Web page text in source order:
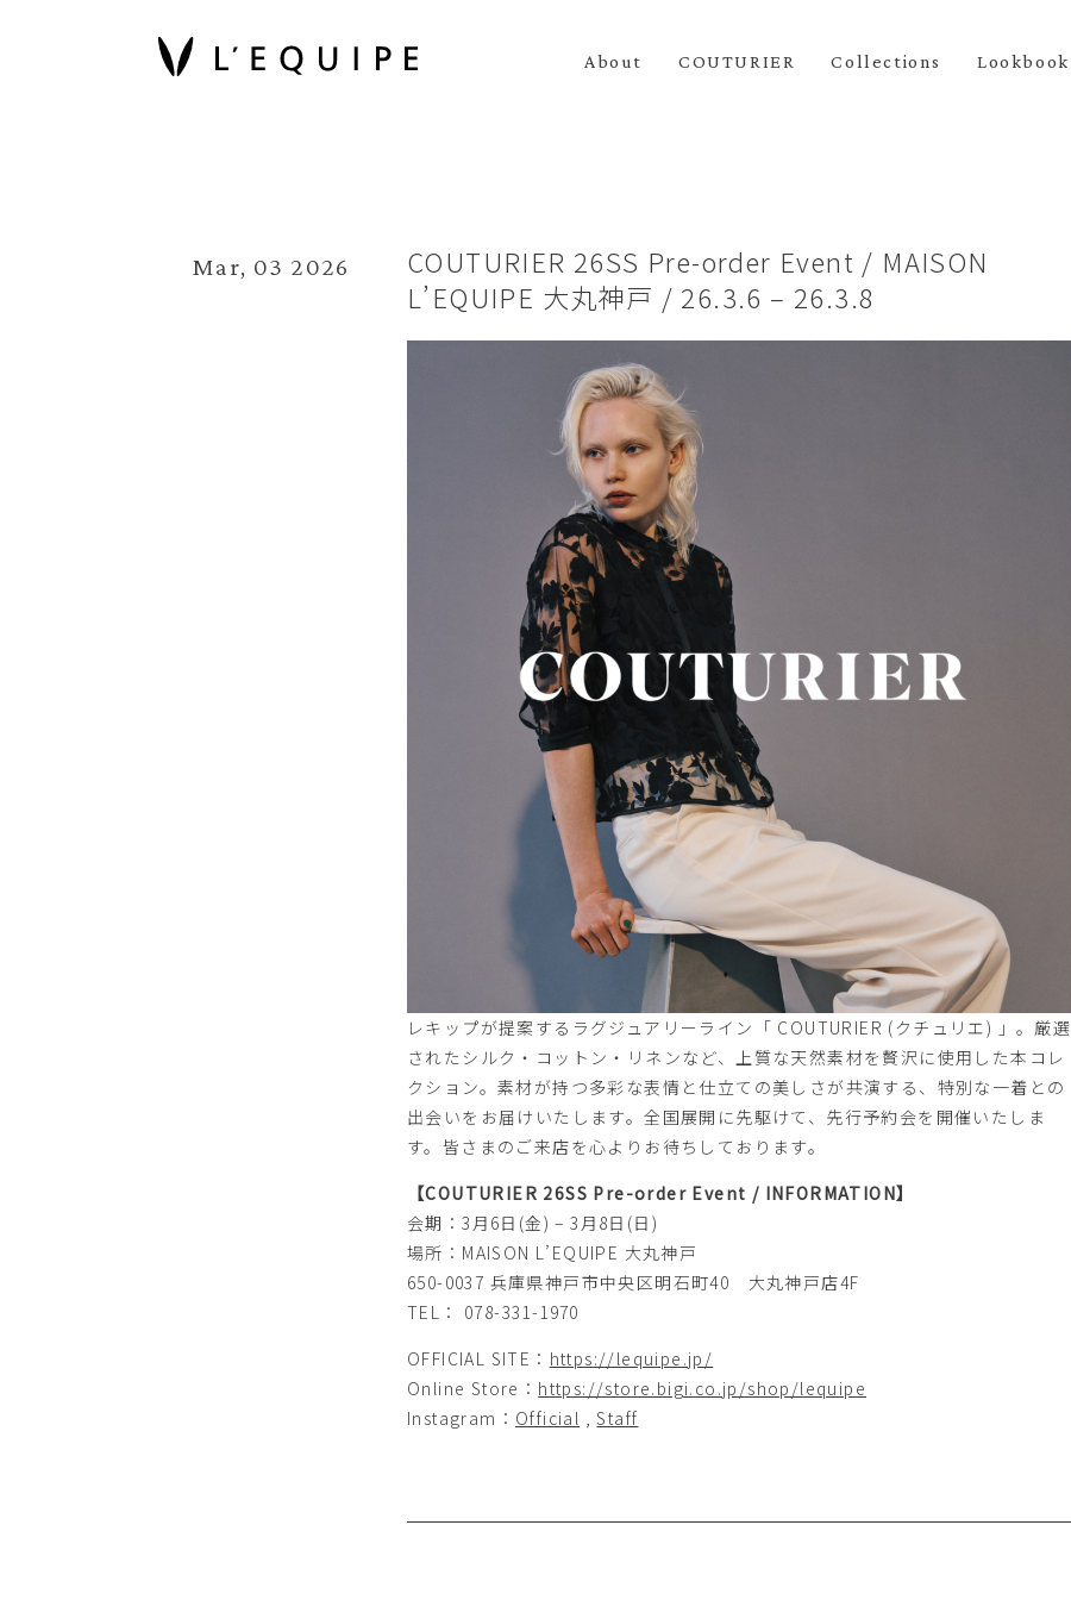
About COUTURIER Collections Lookbook
Mar, 03 2026
COUTURIER 26SS Pre-order Event / MAISON
L’EQUIPE 大丸神戸 / 26.3.6 – 26.3.8
レキップが提案するラグジュアリーライン「 COUTURIER (クチュリエ) 」。厳選
されたシルク・コットン・リネンなど、上質な天然素材を贅沢に使用した本コレ
クション。素材が持つ多彩な表情と仕立ての美しさが共演する、特別な一着との
出会いをお届けいたします。全国展開に先駆けて、先行予約会を開催いたしま
す。皆さまのご来店を心よりお待ちしております。
【COUTURIER 26SS Pre-order Event / INFORMATION】
会期：3月6日(金) – 3月8日(日)
場所：MAISON L’EQUIPE 大丸神戸
650-0037 兵庫県神戸市中央区明石町40 大丸神戸店4F
TEL： 078-331-1970
OFFICIAL SITE： https://lequipe.jp/
Online Store： https://store.bigi.co.jp/shop/lequipe
Instagram： Official ,Staff